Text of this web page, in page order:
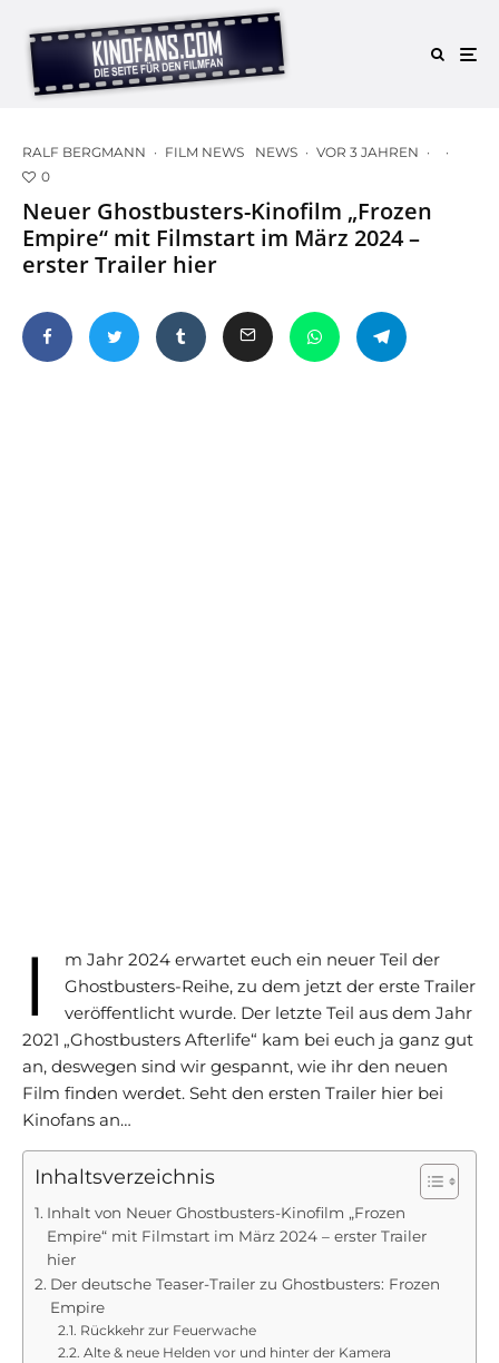
RALF BERGMANN · FILM NEWS NEWS · VOR 3 JAHREN ·
·
0
Neuer Ghostbusters-Kinofilm „Frozen
Empire“ mit Filmstart im März 2024 –
erster Trailer hier
I
m Jahr 2024 erwartet euch ein neuer Teil der
Ghostbusters-Reihe, zu dem jetzt der erste Trailer
veröffentlicht wurde. Der letzte Teil aus dem Jahr
2021 „Ghostbusters Afterlife“ kam bei euch ja ganz gut
an, deswegen sind wir gespannt, wie ihr den neuen
Film finden werdet. Seht den ersten Trailer hier bei
Kinofans an…
Inhaltsverzeichnis
Inhalt von Neuer Ghostbusters-Kinofilm „Frozen
Empire“ mit Filmstart im März 2024 – erster Trailer
hier
Der deutsche Teaser-Trailer zu Ghostbusters: Frozen
Empire
Rückkehr zur Feuerwache
Alte & neue Helden vor und hinter der Kamera